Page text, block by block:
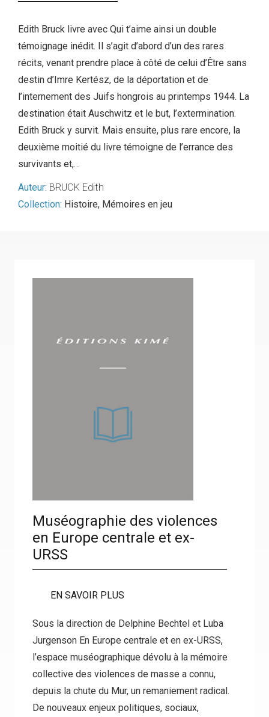
Edith Bruck livre avec Qui t’aime ainsi un double
témoignage inédit. Il s’agit d’abord d’un des rares
récits, venant prendre place à côté de celui d’Être sans
destin d’Imre Kertész, de la déportation et de
l’internement des Juifs hongrois au printemps 1944. La
destination était Auschwitz et le but, l’extermination.
Edith Bruck y survit. Mais ensuite, plus rare encore, la
deuxième moitié du livre témoigne de l’errance des
survivants et,…
Auteur: BRUCK Edith
Collection: Histoire, Mémoires en jeu
Muséographie des violences
en Europe centrale et ex-
URSS
EN SAVOIR PLUS
Sous la direction de Delphine Bechtel et Luba
Jurgenson En Europe centrale et en ex-URSS,
l’espace muséographique dévolu à la mémoire
collective des violences de masse a connu,
depuis la chute du Mur, un remaniement radical.
De nouveaux enjeux politiques, sociaux,